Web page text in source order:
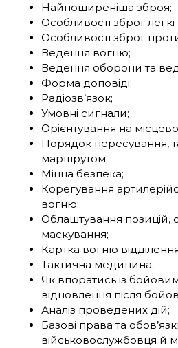
Найпоширеніша зброя;
Особливості зброї:
Особливості зброї:
Ведення вогню;
Ведення оборони та
Форма доповіді;
Радіозв’язок;
Умовні сигнали;
Орієнтування на
Порядок пересування,
маршрутом;
Мінна безпека;
Корегування
вогню;
Облаштування позицій,
маскування;
Картка вогню
Тактична медицина;
Як впоратись із
відновлення після
Аналіз проведених дій;
Базові права та
військовослужбовця й